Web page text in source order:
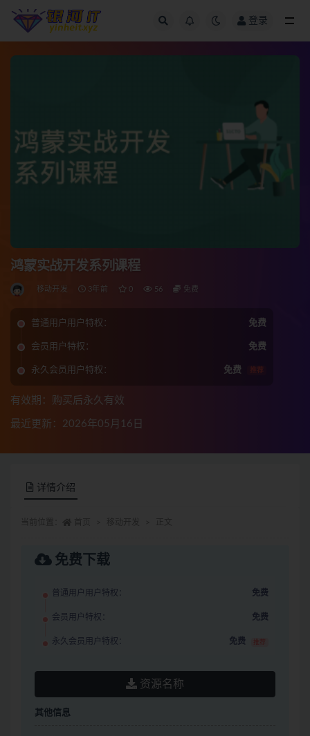
登录
鸿蒙实战开发系列课程
移动开发 3年前 0 56 免费
普通用户用户特权： 免费
会员用户特权： 免费
永久会员用户特权： 免费 推荐
有效期：购买后永久有效
最近更新：2026年05月16日
详情介绍
免费下载
普通用户用户特权： 免费
会员用户特权： 免费
永久会员用户特权： 免费 推荐
资源名称
其他信息